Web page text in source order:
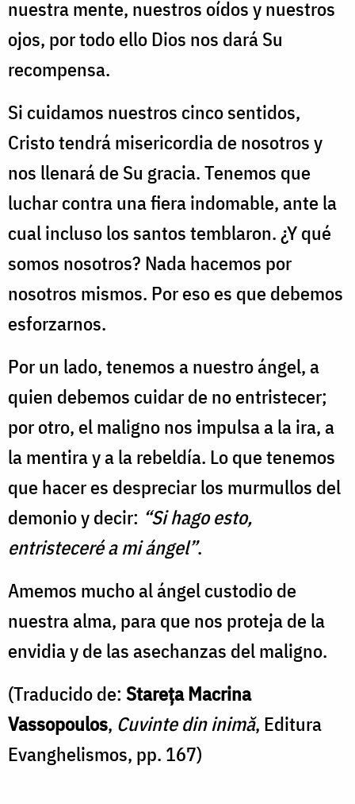
nuestra mente, nuestros oídos y nuestros
ojos, por todo ello Dios nos dará Su
recompensa.
Si cuidamos nuestros cinco sentidos,
Cristo tendrá misericordia de nosotros y
nos llenará de Su gracia. Tenemos que
luchar contra una fiera indomable, ante la
cual incluso los santos temblaron. ¿Y qué
somos nosotros? Nada hacemos por
nosotros mismos. Por eso es que debemos
esforzarnos.
Por un lado, tenemos a nuestro ángel, a
quien debemos cuidar de no entristecer;
por otro, el maligno nos impulsa a la ira, a
la mentira y a la rebeldía. Lo que tenemos
que hacer es despreciar los murmullos del
demonio y decir: “Si hago esto,
entristeceré a mi ángel”.
Amemos mucho al ángel custodio de
nuestra alma, para que nos proteja de la
envidia y de las asechanzas del maligno.
(Traducido de: Stareța Macrina
Vassopoulos, Cuvinte din inimă, Editura
Evanghelismos, pp. 167)